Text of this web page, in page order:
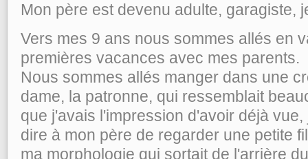
Mon père est devenu adulte, garagiste,
Vers mes 9 ans nous sommes allés en
premières vacances avec mes parents.
Nous sommes allés manger dans une
dame, la patronne, qui ressemblait
que j'avais l'impression d'avoir déjà
dire à mon père de regarder une petite
ma morphologie qui sortait de l'arrière